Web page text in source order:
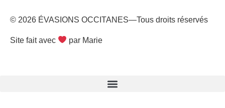
© 2026 ÉVASIONS OCCITANES—Tous droits réservés
Site fait avec par Marie